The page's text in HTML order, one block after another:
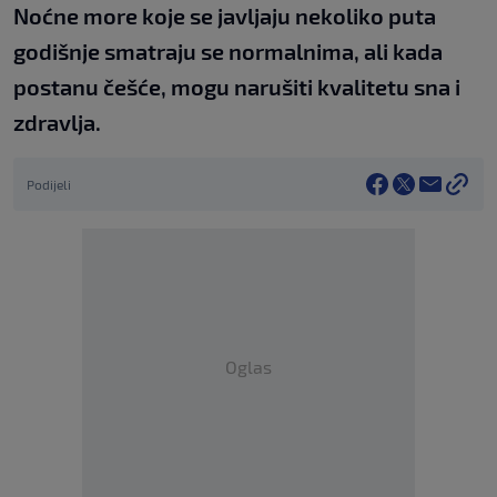
Noćne more koje se javljaju nekoliko puta
godišnje smatraju se normalnima, ali kada
postanu češće, mogu narušiti kvalitetu sna i
zdravlja.
Podijeli
Oglas